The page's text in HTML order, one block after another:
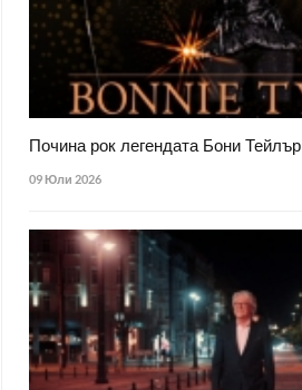
Почина рок легендата Бони Тейлър
09 Юли 2026